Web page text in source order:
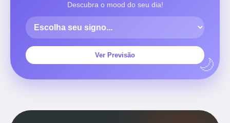
Descubra o mood do seu dia!
Ver Previsão